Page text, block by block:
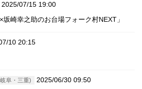
2025/07/15 19:00
坂崎幸之助のお台場フォーク村NEXT」
10 20:15
阜・三重)
2025/06/30 09:50